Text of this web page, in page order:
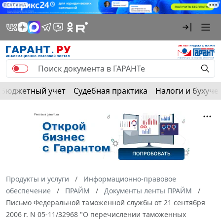
РЕКЛАМА
Бюджетный учет Судебная практика Налоги и
Продукты и услуги
Информационно-правовое
обеспечение
ПРАЙМ
Документы ленты ПРАЙМ
Письмо Федеральной таможенной службы от 21 сентября
2006 г. N 05-11/32968 "О перечислении таможенных